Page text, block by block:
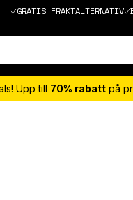
GRATIS FRAKTALTERNATIV
Upp till 70% rabatt på